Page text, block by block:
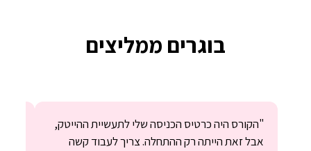
בוגרים ממליצים
"הקורס היה כרטיס הכניסה שלי לתעשיית ההייטק,
אבל זאת הייתה רק ההתחלה. צריך לעבוד קשה